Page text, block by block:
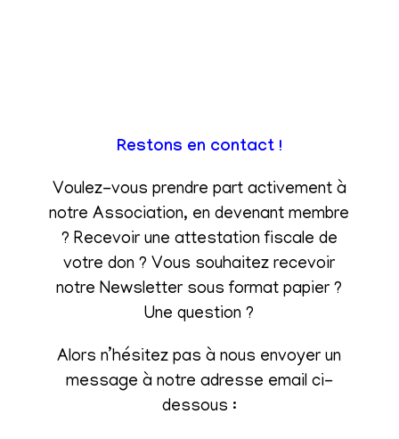
Restons en contact !
Voulez-vous prendre part activement à
notre Association, en devenant membre
? Recevoir une attestation fiscale de
votre don ? Vous souhaitez recevoir
notre Newsletter sous format papier ?
Une question ?
Alors n’hésitez pas à nous envoyer un
message à notre adresse email ci-
dessous :